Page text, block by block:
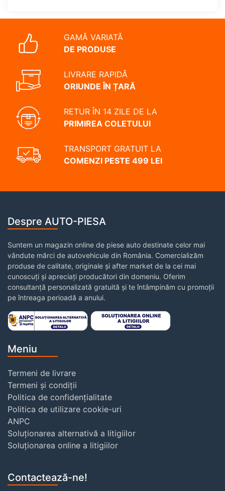
GAMĂ VARIATĂ
DE PRODUSE
LIVRARE RAPIDĂ
ORIUNDE ÎN ȚARĂ
RETUR ÎN 14 ZILE DE LA
PRIMIREA COLETULUI
TRANSPORT GRATUIT LA
COMENZI PESTE 499 LEI
Despre AUTO-PIESA
Suntem un magazin online de piese auto destinate celor mai
vândute mărci de autovehicule din România. Comercializăm
produse de calitate, originale și after market de la cei mai
cunoscuți și apreciați producători din domeniu. Oferim
consultanță personalizată gratuită și te întâmpinăm cu promoții
pe întreaga perioadă a anului.
Meniu
Termeni de livrare
Termeni și condiții
Politica de confidențialitate
Politica de utilizare cookie-uri
ANPC
Soluționarea alternativă a litigiilor
Soluționarea online a litigiilor
Contactează-ne!